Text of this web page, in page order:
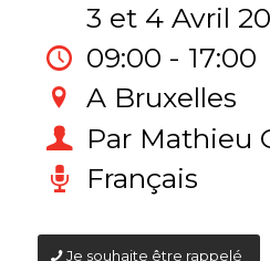
3 et 4 Avril
09:00 - 17:00
A Bruxelles
Par Mathieu
Français
Je souhaite être rappelé